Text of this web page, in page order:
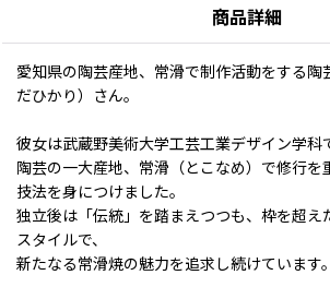
商品詳細
愛知県の陶芸産地、常滑で制作活動をする陶
だひかり）さん。
彼女は武蔵野美術大学工芸工業デザイン学科
陶芸の一大産地、常滑（とこなめ）で修行を
技法を身につけました。
独立後は「伝統」を踏まえつつも、枠を超え
スタイルで、
新たなる常滑焼の魅力を追求し続けています。